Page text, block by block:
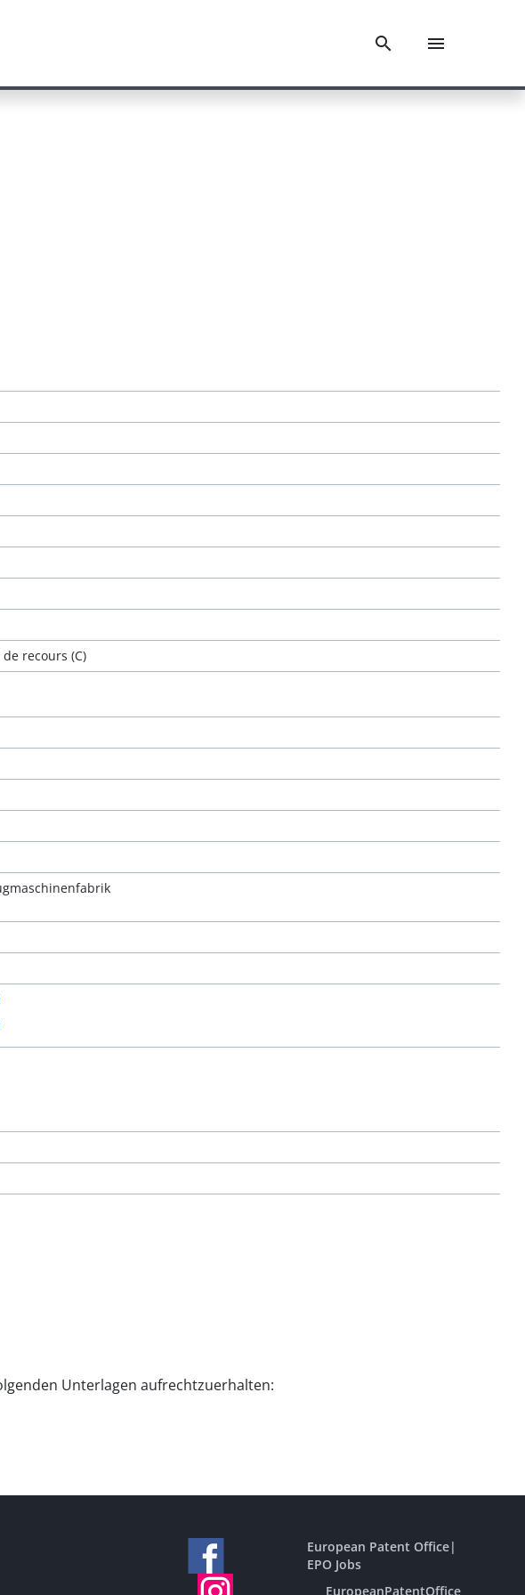
recours (C)
Unterlagen aufrechtzuerhalten:
European Patent Office|
EPO Jobs
EuropeanPatentOffice